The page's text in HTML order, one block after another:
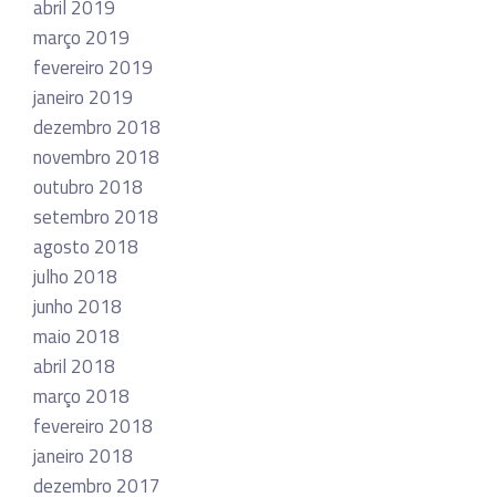
abril 2019
março 2019
fevereiro 2019
janeiro 2019
dezembro 2018
novembro 2018
outubro 2018
setembro 2018
agosto 2018
julho 2018
junho 2018
maio 2018
abril 2018
março 2018
fevereiro 2018
janeiro 2018
dezembro 2017